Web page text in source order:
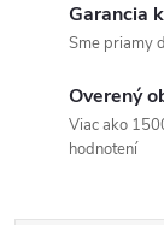
Garancia
Sme priamy
Overený
Viac ako
hodnotení